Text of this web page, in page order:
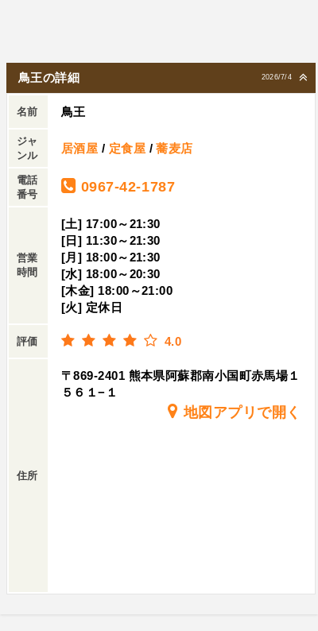
2026/7/4
鳥王の詳細
名前 鳥王
ジャ
ンル
居酒屋 / 定食屋 /蕎麦店
電話
番号
0967-42-1787
営業
時間
[土] 17:00～21:30
[日] 11:30～21:30
[月] 18:00～21:30
[水] 18:00～20:30
[木金] 18:00～21:00
[火] 定休日
評価 4.0
住所
〒869-2401 熊本県阿蘇郡南小国町赤馬場１
５６１−１
地図アプリで開く